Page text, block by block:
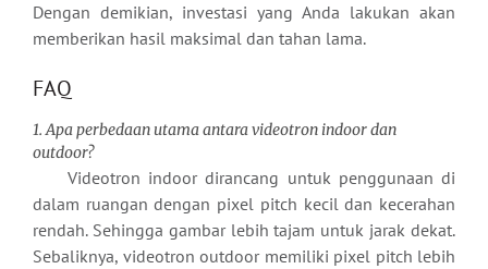
Dengan demikian, investasi yang Anda lakukan akan
memberikan hasil maksimal dan tahan lama.
FAQ
1. Apa perbedaan utama antara videotron indoor dan
outdoor?
Videotron indoor dirancang untuk penggunaan di
dalam ruangan dengan pixel pitch kecil dan kecerahan
rendah. Sehingga gambar lebih tajam untuk jarak dekat.
Sebaliknya, videotron outdoor memiliki pixel pitch lebih